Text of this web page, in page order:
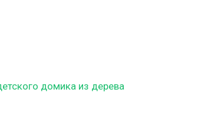
домика из дерева